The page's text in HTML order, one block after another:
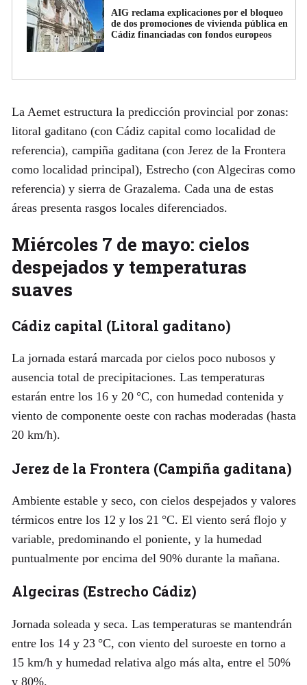
AIG reclama explicaciones por el bloqueo
de dos promociones de vivienda pública en
Cádiz financiadas con fondos europeos
La Aemet estructura la predicción provincial por zonas:
litoral gaditano (con Cádiz capital como localidad de
referencia), campiña gaditana (con Jerez de la Frontera
como localidad principal), Estrecho (con Algeciras como
referencia) y sierra de Grazalema. Cada una de estas
áreas presenta rasgos locales diferenciados.
Miércoles 7 de mayo: cielos
despejados y temperaturas
suaves
Cádiz capital (Litoral gaditano)
La jornada estará marcada por cielos poco nubosos y
ausencia total de precipitaciones. Las temperaturas
estarán entre los 16 y 20 °C, con humedad contenida y
viento de componente oeste con rachas moderadas (hasta
20 km/h).
Jerez de la Frontera (Campiña gaditana)
Ambiente estable y seco, con cielos despejados y valores
térmicos entre los 12 y los 21 °C. El viento será flojo y
variable, predominando el poniente, y la humedad
puntualmente por encima del 90% durante la mañana.
Algeciras (Estrecho Cádiz)
Jornada soleada y seca. Las temperaturas se mantendrán
entre los 14 y 23 °C, con viento del suroeste en torno a
15 km/h y humedad relativa algo más alta, entre el 50%
y 80%.